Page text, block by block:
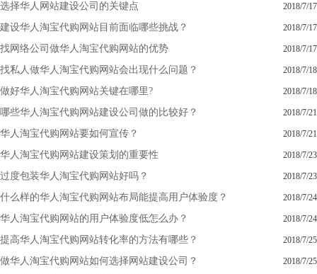
选择华人网站建设公司的关键点 2018/7/17
建设华人淘宝代购网站目前面临哪些挑战？ 2018/7/17
找网络公司做华人淘宝代购网站的优势 2018/7/17
找私人做华人淘宝代购网站会出现什么问题？ 2018/7/18
做好华人淘宝代购网站关键在哪里? 2018/7/18
哪些华人淘宝代购网站建设公司做的比较好？ 2018/7/21
华人淘宝代购网站要如何宣传？ 2018/7/21
华人淘宝代购网站建设策划的重要性 2018/7/23
过度包装华人淘宝代购网站好吗？ 2018/7/23
什么样的华人淘宝代购网站布局能提高用户体验度？ 2018/7/24
华人淘宝代购网站的用户体验度低怎么办？ 2018/7/24
提高华人淘宝代购网站转化率的方法有哪些？ 2018/7/25
做华人淘宝代购网站如何选择网站建设公司？ 2018/7/25